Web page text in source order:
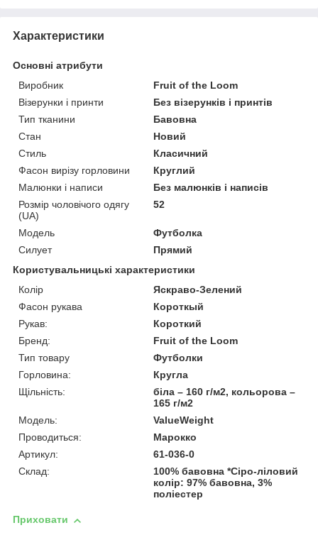
Характеристики
Основні атрибути
Виробник
Fruit of the Loom
Візерунки і принти
Без візерунків і принтів
Тип тканини
Бавовна
Стан
Новий
Стиль
Класичний
Фасон вирізу горловини
Круглий
Малюнки і написи
Без малюнків і написів
Розмір чоловічого одягу
(UA)
52
Модель
Футболка
Силует
Прямий
Користувальницькі характеристики
Колір
Яскраво-Зелений
Фасон рукава
Короткый
Рукав:
Короткий
Бренд:
Fruit of the Loom
Тип товару
Футболки
Горловина:
Кругла
Щільність:
біла – 160 г/м2, кольорова –
165 г/м2
Модель:
ValueWeight
Проводиться:
Марокко
Артикул:
61-036-0
Склад:
100% бавовна *Сіро-ліловий
колір: 97% бавовна, 3%
поліестер
Приховати